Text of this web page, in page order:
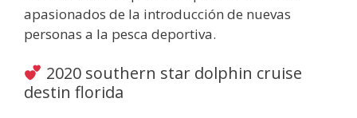
apasionados de la introducción de nuevas
personas a la pesca deportiva.
2020 southern star dolphin cruise
destin florida